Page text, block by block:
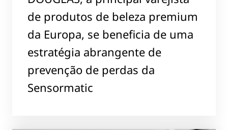
de produtos de beleza premium
da Europa, se beneficia de uma
estratégia abrangente de
prevenção de perdas da
Sensormatic